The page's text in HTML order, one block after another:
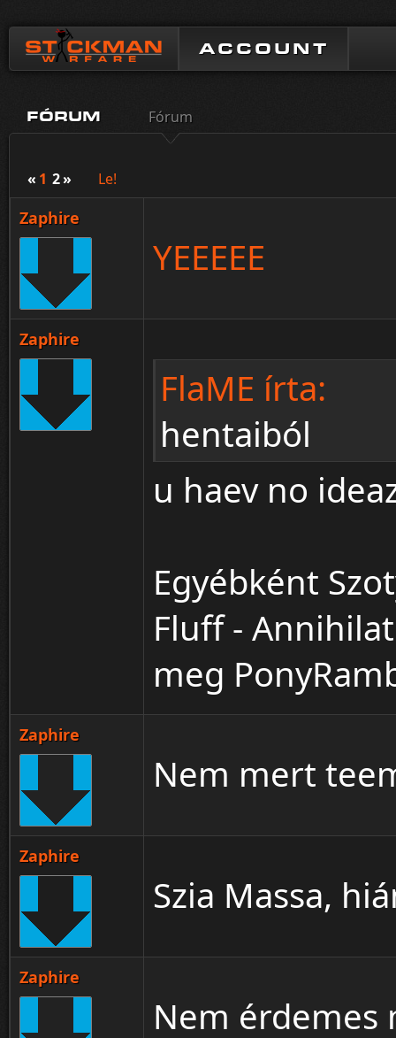
ACCOUNT
FÓRUM Fórum
« 1 2» Le!
Zaphire
YEEEEE
Zaphire
FlaME írta:
hentaiból
u haev no
Egyébként
Fluff -
meg
Zaphire
Nem mert
Zaphire
Szia Massa,
Zaphire
Nem érdemes